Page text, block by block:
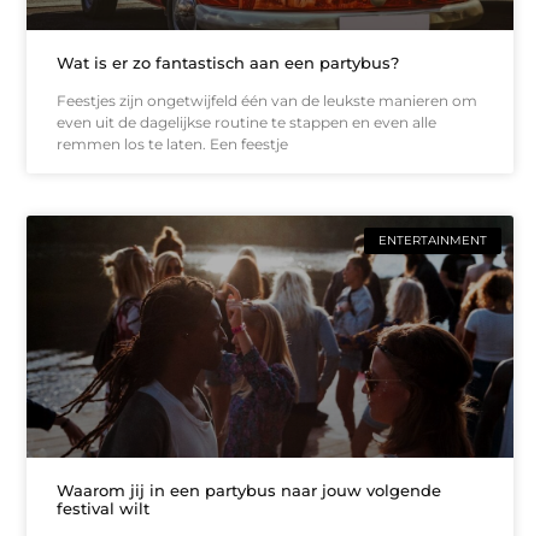
Wat is er zo fantastisch aan een partybus?
Feestjes zijn ongetwijfeld één van de leukste manieren om
even uit de dagelijkse routine te stappen en even alle
remmen los te laten. Een feestje
ENTERTAINMENT
Waarom jij in een partybus naar jouw volgende
festival wilt